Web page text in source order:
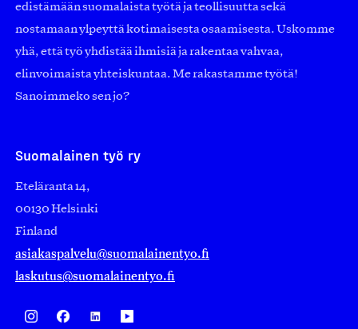
edistämään suomalaista työtä ja teollisuutta sekä
nostamaan ylpeyttä kotimaisesta osaamisesta. Uskomme
yhä, että työ yhdistää ihmisiä ja rakentaa vahvaa,
elinvoimaista yhteiskuntaa. Me rakastamme työtä!
Sanoimmeko sen jo?
Suomalainen työ ry
Eteläranta 14,
00130 Helsinki
Finland
asiakaspalvelu@suomalainentyo.fi
laskutus@suomalainentyo.fi